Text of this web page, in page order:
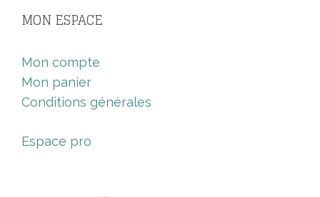
MON ESPACE
Mon compte
Mon panier
Conditions générales
Espace pro